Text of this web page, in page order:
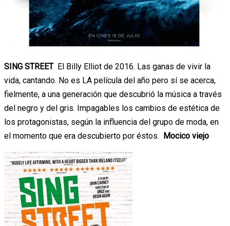
SING STREETEl Billy Elliot de 2016. Las ganas de vivir la
vida, cantando. No es LA película del año pero sí se acerca,
fielmente, a una generación que descubrió la música a través
del negro y del gris. Impagables los cambios de estética de
los protagonistas, según la influencia del grupo de moda, en
el momento que era descubierto por éstos. Mocico viejo